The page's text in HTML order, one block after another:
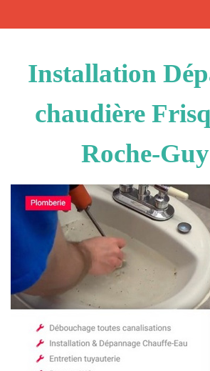
Installation
chaudière
Roche-